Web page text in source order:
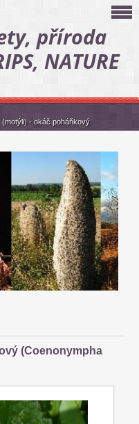
příroda
NATURE
(Coenonympha
(motýli) - okáč poháňkový